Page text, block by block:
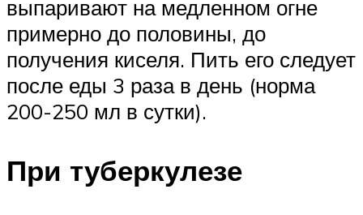
выпаривают на медленном огне
примерно до половины, до
получения киселя. Пить его следует
после еды 3 раза в день (норма
200-250 мл в сутки).
При туберкулезе